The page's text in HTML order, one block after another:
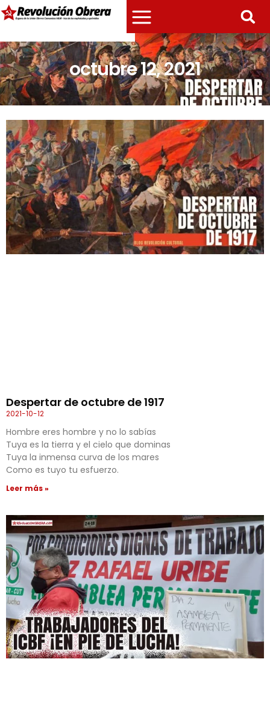
octubre 12, 2021
Despertar de octubre de 1917
2021-10-12
Hombre eres hombre y no lo sabías
Tuya es la tierra y el cielo que dominas
Tuya la inmensa curva de los mares
Como es tuyo tu esfuerzo.
Leer más »